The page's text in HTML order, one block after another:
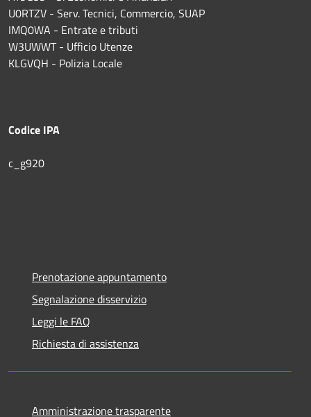
U0RTZV - Serv. Tecnici, Commercio, SUAP
IMQ0WA - Entrate e tributi
W3UWWT - Ufficio Utenze
KLGVQH - Polizia Locale
Codice IPA
c_g920
Prenotazione appuntamento
Segnalazione disservizio
Leggi le FAQ
Richiesta di assistenza
Amministrazione trasparente